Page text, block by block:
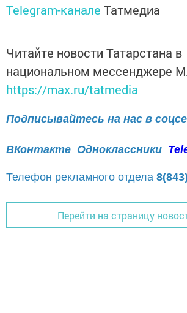
Telegram-канале Татмедиа
Читайте новости Татарстана в
национальном мессенджере
https://max.ru/tatmedia
Подписывайтесь на нас в
ВКонтакте Одноклассники
Телефон рекламного отдела
Перейти на страницу